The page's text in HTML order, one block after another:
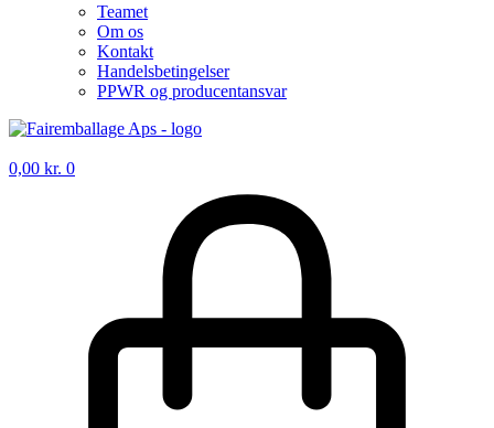
Teamet
Om os
Kontakt
Handelsbetingelser
PPWR og producentansvar
0,00 kr. 0